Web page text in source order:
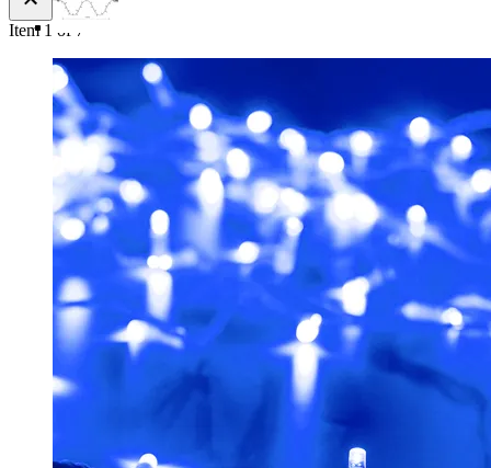
Item 1 of 7